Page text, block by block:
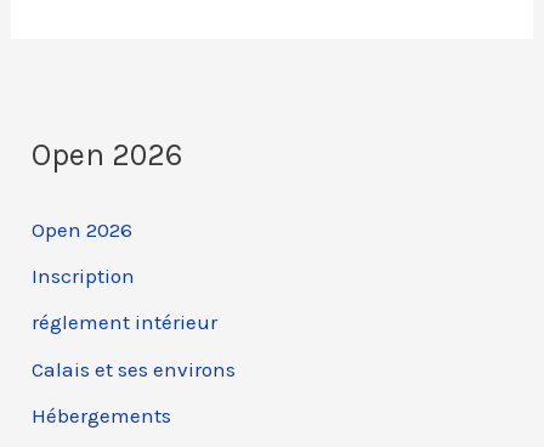
Open 2026
Open 2026
Inscription
réglement intérieur
Calais et ses environs
Hébergements